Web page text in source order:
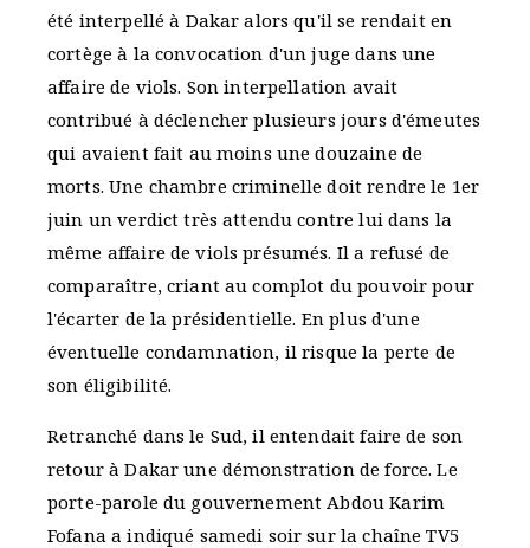
été interpellé à Dakar alors qu'il se rendait en
cortège à la convocation d'un juge dans une
affaire de viols. Son interpellation avait
contribué à déclencher plusieurs jours d'émeutes
qui avaient fait au moins une douzaine de
morts. Une chambre criminelle doit rendre le 1er
juin un verdict très attendu contre lui dans la
même affaire de viols présumés. Il a refusé de
comparaître, criant au complot du pouvoir pour
l'écarter de la présidentielle. En plus d'une
éventuelle condamnation, il risque la perte de
son éligibilité.
Retranché dans le Sud, il entendait faire de son
retour à Dakar une démonstration de force. Le
porte-parole du gouvernement Abdou Karim
Fofana a indiqué samedi soir sur la chaîne TV5